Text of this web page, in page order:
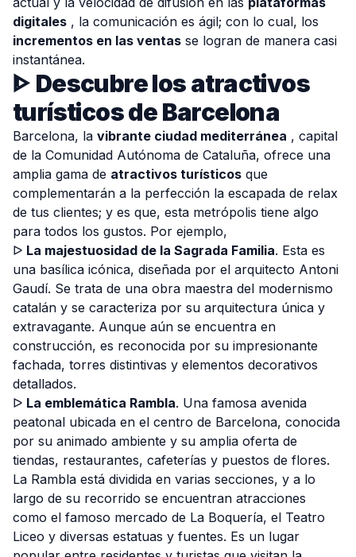
digitales , la comunicación es ágil; con lo cual, los
incrementos en las ventas se logran de manera casi
instantánea.
ᐈ Descubre los atractivos
turísticos de Barcelona
Barcelona, la vibrante ciudad mediterránea , capital
de la Comunidad Autónoma de Cataluña, ofrece una
amplia gama de atractivos turísticos que
complementarán a la perfección la escapada de relax
de tus clientes; y es que, esta metrópolis tiene algo
para todos los gustos. Por ejemplo,
ᐅ La majestuosidad de la Sagrada Familia. Esta es
una basílica icónica, diseñada por el arquitecto Antoni
Gaudí. Se trata de una obra maestra del modernismo
catalán y se caracteriza por su arquitectura única y
extravagante. Aunque aún se encuentra en
construcción, es reconocida por su impresionante
fachada, torres distintivas y elementos decorativos
detallados.
ᐅ La emblemática Rambla. Una famosa avenida
peatonal ubicada en el centro de Barcelona, conocida
por su animado ambiente y su amplia oferta de
tiendas, restaurantes, cafeterías y puestos de flores.
La Rambla está dividida en varias secciones, y a lo
largo de su recorrido se encuentran atracciones
como el famoso mercado de La Boquería, el Teatro
Liceo y diversas estatuas y fuentes. Es un lugar